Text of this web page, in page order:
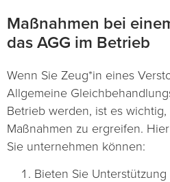
Maßnahmen bei
das AGG im Betrieb
Wenn Sie Zeug*in eines
Allgemeine
Betrieb werden, ist es
Maßnahmen zu ergreifen.
Sie unternehmen können:
Bieten Sie